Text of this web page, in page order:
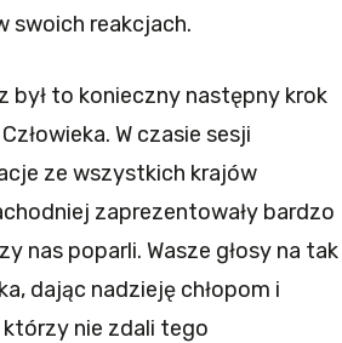
swoich reakcjach.
był to konieczny następny krok
W czasie sesji
ze wszystkich krajów
zaprezentowały bardzo
nas poparli. Wasze głosy na tak
dając nadzieję chłopom i
którzy nie zdali tego